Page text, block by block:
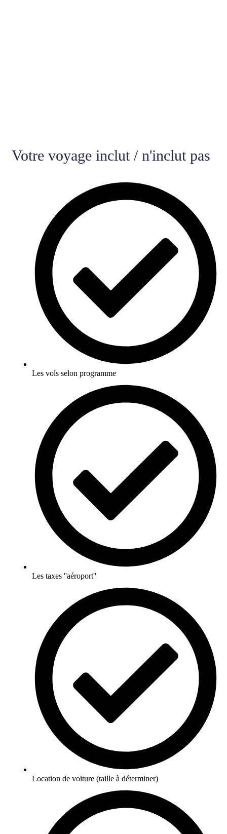
Votre voyage inclut / n'inclut pas
Les vols selon programme
Les taxes ''aéroport''
Location de voiture (taille à déterminer)